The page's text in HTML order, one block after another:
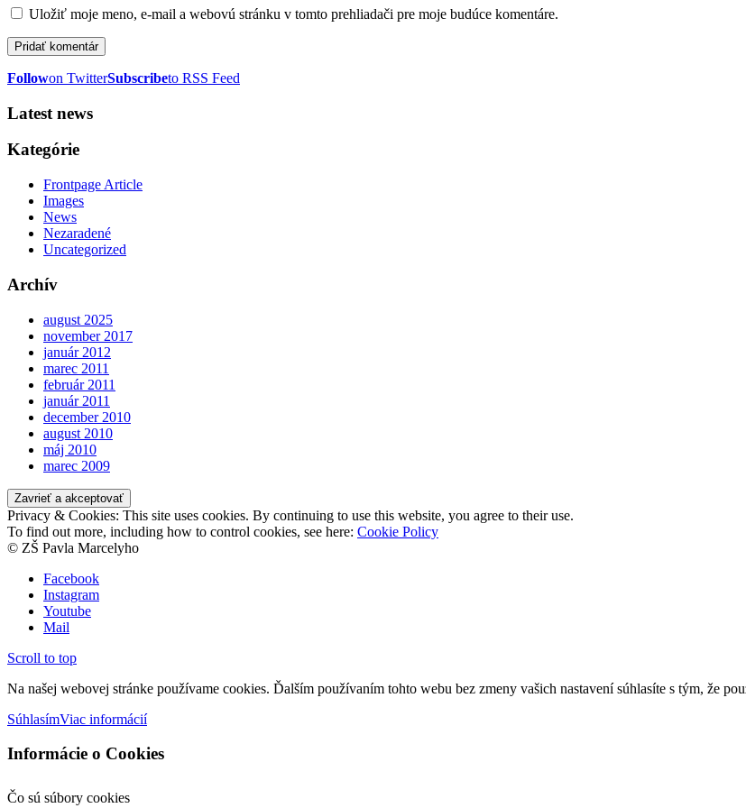
Uložiť moje meno, e-mail a webovú stránku v tomto prehliadači pre moje budúce komentáre.
Followon TwitterSubscribeto RSS Feed
Latest news
Kategórie
Frontpage Article
Images
News
Nezaradené
Uncategorized
Archív
august 2025
november 2017
január 2012
marec 2011
február 2011
január 2011
december 2010
august 2010
máj 2010
marec 2009
Privacy & Cookies: This site uses cookies. By continuing to use this website, you agree to their use.
To find out more, including how to control cookies, see here: Cookie Policy
© ZŠ Pavla Marcelyho
Facebook
Instagram
Youtube
Mail
Scroll to top
Na našej webovej stránke používame cookies. Ďalším používaním tohto webu bez zmeny vašich nastavení súhlasíte s tým, že
SúhlasímViac informácií
Informácie o Cookies
Čo sú súbory cookies